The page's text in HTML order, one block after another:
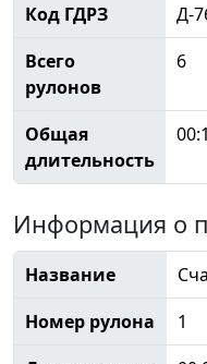
Код ГДРЗ
Д-
Всего
рулонов
6
Общая
длительность
Информация о
Название
Номер рулона
1